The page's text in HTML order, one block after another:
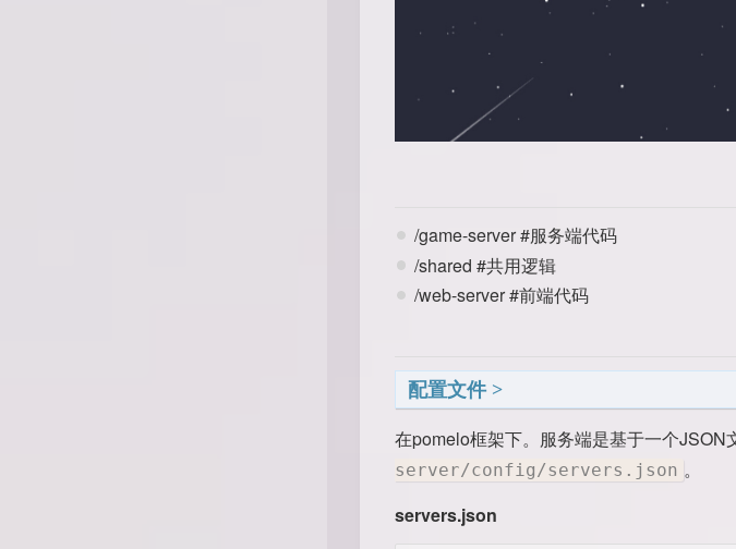
/game-server #服务端代码
/shared #共用逻辑
/web-server #前端代码
配置文件
在pomelo框架下。服务端是基于一个
server/config/servers.json 。
servers.json